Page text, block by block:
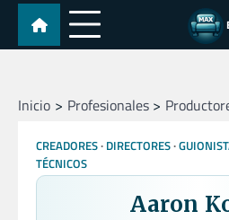
Skip
content
Inicio Profesionales
CREADORES DIRECTORES
TÉCNICOS
Aaron